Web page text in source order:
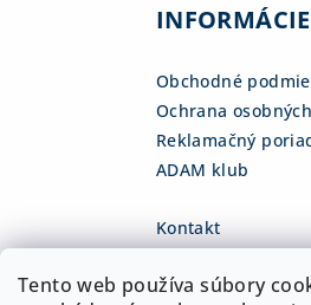
Tento web používa súbory
INFORMÁCIE
Obchodné
Ochrana
Reklamačný
ADAM klub
Kontakt
+421 918 468 475